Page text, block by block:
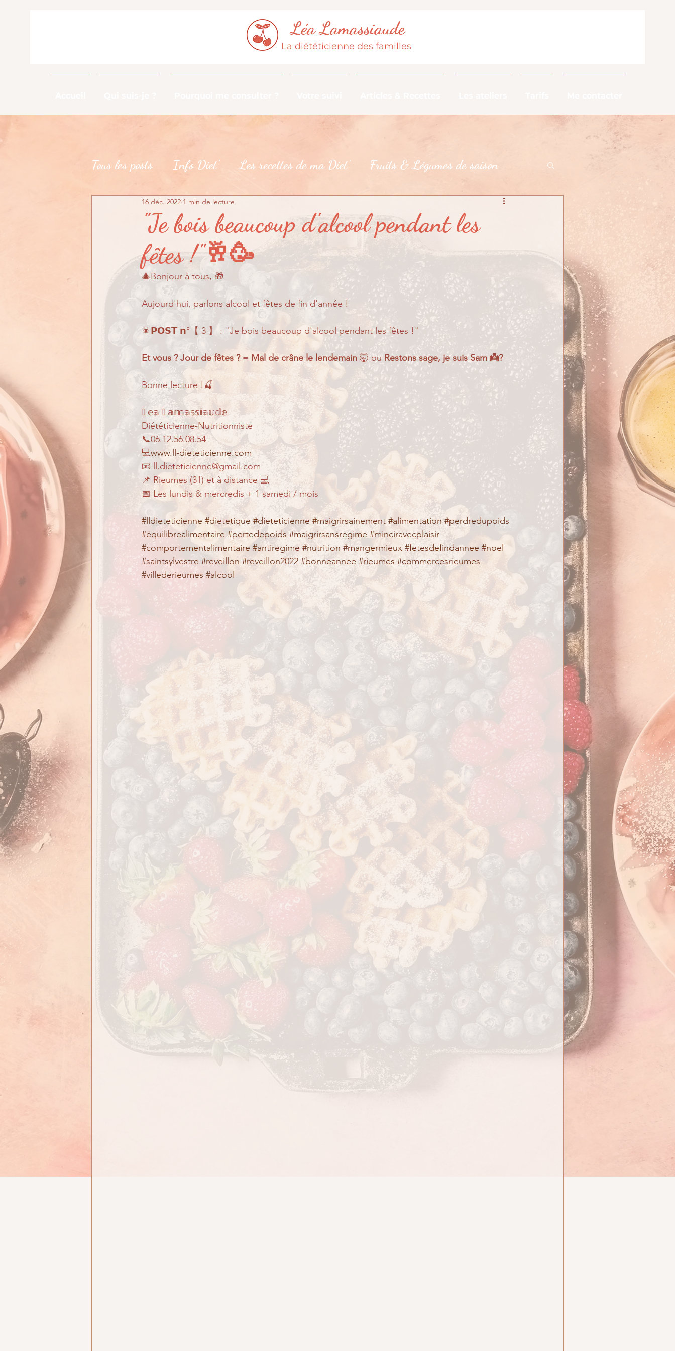
Léa Lamassiaude
La diététicienne des familles
Tous les posts Info Diet' Les recettes de ma Diet' Fruits & Légumes de saison
Info Métier DME De la fourche à la fourchette Les croyances alimentaires
En quoi puis-je vous aider ?
"Je bois beaucoup d'alcool pendant les
fêtes !"🥂🥳
16 déc. 2022 1 min de lecture
🎄Bonjour à tous, 🎁
Aujourd'hui, parlons alcool et fêtes de fin d'année !
🎇𝗣𝗢𝗦𝗧 𝗻°【 3 】 : "Je bois beaucoup d'alcool pendant les fêtes !"
Et vous ? Jour de fêtes ? = Mal de crâne le lendemain 🤯 ou Restons sage, je suis Sam 👼?
Bonne lecture !🍒
𝕃𝕖𝕒 𝕃𝕒𝕞𝕒𝕤𝕤𝕚𝕒𝕦𝕕𝕖
Diététicienne-Nutritionniste
📞06.12.56.08.54
💻www.ll-dieteticienne.com
📧 ll.dieteticienne@gmail.com
📌 Rieumes (31) et à distance 💻
📅 Les lundis & mercredis + 1 samedi / mois
#lldieteticienne #dietetique #dieteticienne #maigrirsainement #alimentation #perdredupoids
#équilibrealimentaire #pertedepoids #maigrirsansregime #minciravecplaisir
#comportementalimentaire #antiregime #nutrition #mangermieux #fetesdefindannee #noel
#saintsylvestre #reveillon #reveillon2022 #bonneannee #rieumes #commercesrieumes
#villederieumes #alcool